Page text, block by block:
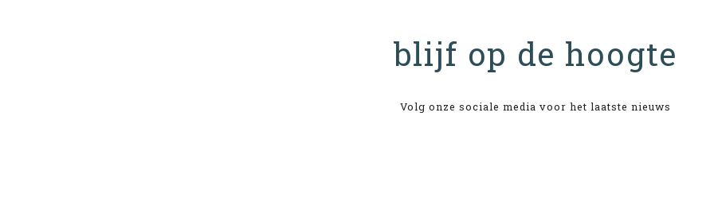
blijf op de hoogte
Volg onze sociale media voor het laatste nieuws